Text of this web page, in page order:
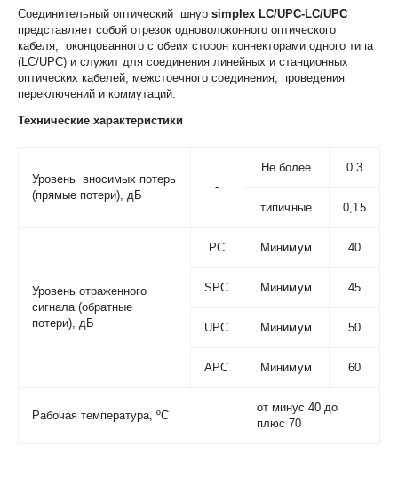
Соединительный оптический шнурsimplex LC/UPC-LC/UPC
представляет собой отрезок одноволоконного оптического
кабеля, оконцованного с обеих сторон коннекторами одного типа
(LC/UPC) и служит для соединения линейных и станционных
оптических кабелей, межстоечного соединения, проведения
переключений и коммутаций.
Технические характеристики
Уровень вносимых потерь
(прямые потери), дБ
-
Не более 0.3
типичные 0,15
Уровень отраженного
сигнала (обратные
потери), дБ
РС Минимум 40
SPC Минимум 45
UPC Минимум 50
APC Минимум 60
Рабочая температура, ºС
от минус 40 до
плюс 70